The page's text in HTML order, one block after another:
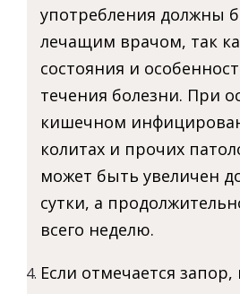
употребления должны
лечащим врачом, так
состояния и
течения болезни. При
кишечном
колитах и прочих
может быть увеличен
сутки, а
всего неделю.
Если отмечается